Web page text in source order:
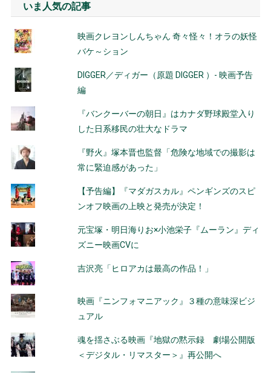
いま人気の記事
映画クレヨンしんちゃん 奇々怪々！オラの妖怪
バケ～ション
DIGGER／ディガー（原題 DIGGER ）- 映画予告
編
『バンクーバーの朝日』はカナダ野球殿堂入り
した日系移民の壮大なドラマ
『野火』塚本晋也監督「危険な地域での撮影は
常に緊迫感があった」
【予告編】『マダガスカル』ペンギンズのスピ
ンオフ映画の上映と発売が決定！
元宝塚・明日海りお×小池栄子『ムーラン』ディ
ズニー映画CVに
吉沢亮「ヒロアカは最高の作品！」
映画『ニンフォマニアック』３種の意味深ビジ
ュアル
魂を揺さぶる映画『地獄の黙示録 劇場公開版
＜デジタル・リマスター＞』再公開へ